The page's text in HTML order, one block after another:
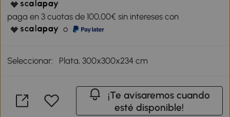
paga en 3 cuotas de 100,00€ sin intereses con
o
Seleccionar: Plata, 300x300x234 cm
¡Te avisaremos cuando
esté disponible!